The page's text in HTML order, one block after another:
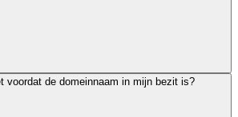
voordat de domeinnaam in mijn bezit is?